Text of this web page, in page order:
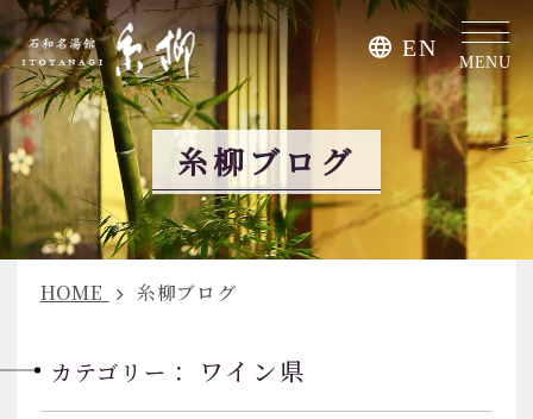
EN
MENU
糸柳ブログ
HOME 糸柳ブログ
カテゴリー： ワイン県